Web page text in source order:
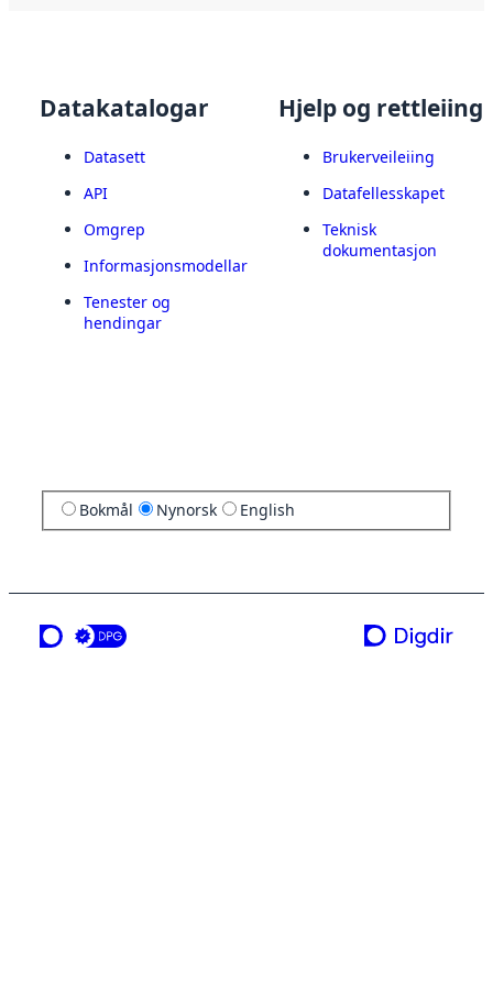
Datakatalogar
Datasett
API
Omgrep
Informasjonsmodellar
Tenester og
hendingar
Hjelp og rettleiing
Brukerveileiing
Datafellesskapet
Teknisk
dokumentasjon
Bokmål Nynorsk English